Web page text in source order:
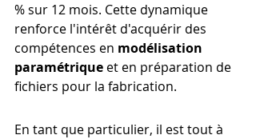
% sur 12 mois. Cette dynamique
renforce l'intérêt d'acquérir des
compétences en modélisation
paramétrique et en préparation de
fichiers pour la fabrication.
En tant que particulier, il est tout à